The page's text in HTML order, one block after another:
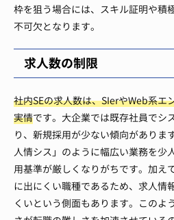
枠を狙う場合には、スキル証明や積
不可欠となります。
求人数の制限
社内SEの求人数は、SIerやWeb系エ
実情です。大企業では既存社員でシ
り、新規採用が少ない傾向がありま
人情シス」のように幅広い業務を少
用基準が厳しくなりがちです。加え
に出にくい職種であるため、求人情
くいという側面もあります。このよ